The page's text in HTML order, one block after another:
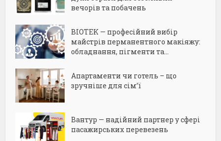
вечорів та побачень
BIOTEK — професійний вибір
майстрів перманентного макіяжу:
обладнання, пігменти та...
Апартаменти чи готель – що
зручніше для сім’ї
Вантур — надійний партнер у сфері
пасажирських перевезень